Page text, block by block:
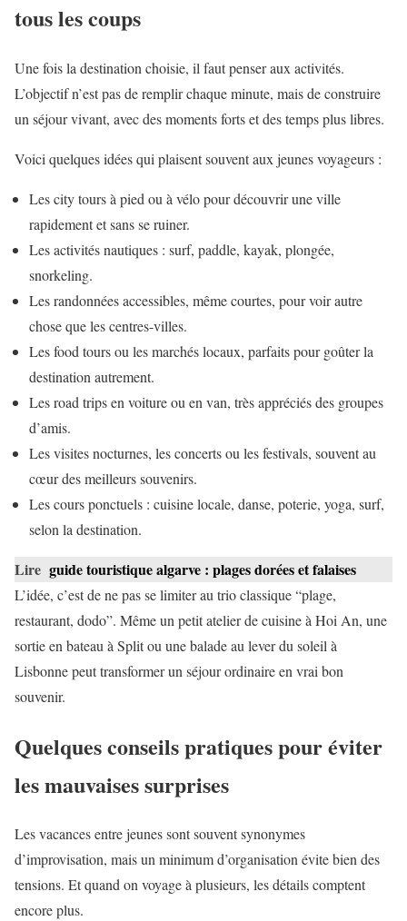
tous les coups
Une fois la destination choisie, il faut penser aux activités.
L’objectif n’est pas de remplir chaque minute, mais de construire
un séjour vivant, avec des moments forts et des temps plus libres.
Voici quelques idées qui plaisent souvent aux jeunes voyageurs :
Les city tours à pied ou à vélo pour découvrir une ville
rapidement et sans se ruiner.
Les activités nautiques : surf, paddle, kayak, plongée,
snorkeling.
Les randonnées accessibles, même courtes, pour voir autre
chose que les centres-villes.
Les food tours ou les marchés locaux, parfaits pour goûter la
destination autrement.
Les road trips en voiture ou en van, très appréciés des groupes
d’amis.
Les visites nocturnes, les concerts ou les festivals, souvent au
cœur des meilleurs souvenirs.
Les cours ponctuels : cuisine locale, danse, poterie, yoga, surf,
selon la destination.
Lire guide touristique algarve : plages dorées et falaises
L’idée, c’est de ne pas se limiter au trio classique “plage,
restaurant, dodo”. Même un petit atelier de cuisine à Hoi An, une
sortie en bateau à Split ou une balade au lever du soleil à
Lisbonne peut transformer un séjour ordinaire en vrai bon
souvenir.
Quelques conseils pratiques pour éviter
les mauvaises surprises
Les vacances entre jeunes sont souvent synonymes
d’improvisation, mais un minimum d’organisation évite bien des
tensions. Et quand on voyage à plusieurs, les détails comptent
encore plus.